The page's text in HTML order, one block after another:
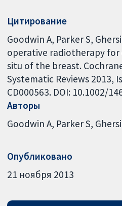
Цитирование
Goodwin A, Parker S,
operative radiotherapy for
situ of the breast.
Systematic Reviews 2013,
CD000563. DOI: 10.1002/
Авторы
Goodwin A Parker S
Опубликовано
21 ноября 2013